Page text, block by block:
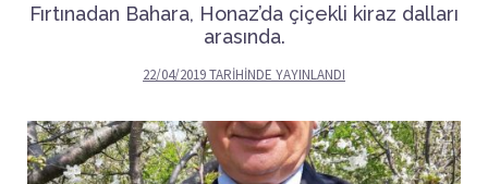
Fırtınadan Bahara, Honaz’da çiçekli kiraz dalları
arasında.
22/04/2019TARIHINDE YAYINLANDI